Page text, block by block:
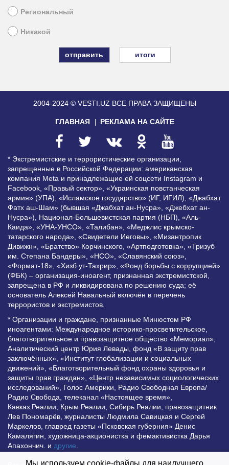
Региональный
Никакой
итоги
2004-2024 © VESTI.UZ ВСЕ ПРАВА ЗАЩИЩЕНЫ
ГЛАВНАЯ РЕКЛАМА НА САЙТЕ
* Экстремистские и террористические организации,
запрещенные в Российской Федерации: американская
компания Meta и принадлежащие ей соцсети Instagram и
Facebook, «Правый сектор», «Украинская повстанческая
армия» (УПА), «Исламское государство» (ИГ, ИГИЛ), «Джабхат
Фатх аш-Шам» (бывшая «Джабхат ан-Нусра», «Джебхат ан-
Нусра»), Национал-Большевистская партия (НБП), «Аль-
Каида», «УНА-УНСО», «Талибан», «Меджлис крымско-
татарского народа», «Свидетели Иеговы», «Мизантропик
Дивижн», «Братство» Корчинского, «Артподготовка», «Тризуб
им. Степана Бандеры», «НСО», «Славянский союз»,
«Формат-18», «Хизб ут-Тахрир», «Фонд борьбы с коррупцией»
(ФБК) – организация-иноагент, признанная экстремистской,
запрещена в РФ и ликвидирована по решению суда; её
основатель Алексей Навальный включён в перечень
террористов и экстремистов.
* Организации и граждане, признанные Минюстом РФ
иноагентами: Международное историко-просветительское,
благотворительное и правозащитное общество «Мемориал»,
Аналитический центр Юрия Левады, фонд «В защиту прав
заключённых», «Институт глобализации и социальных
движений», «Благотворительный фонд охраны здоровья и
защиты прав граждан», «Центр независимых социологических
исследований», Голос Америки, Радио Свободная Европа/
Радио Свобода, телеканал «Настоящее время»,
Кавказ.Реалии, Крым.Реалии, Сибирь.Реалии, правозащитник
Лев Пономарёв, журналисты Людмила Савицкая и Сергей
Маркелов, главред газеты «Псковская губерния» Денис
Камалягин, художница-акционистка и фемактивистка Дарья
Апахончич. и другие